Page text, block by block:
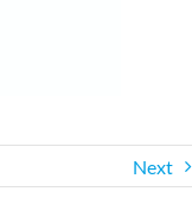
Next